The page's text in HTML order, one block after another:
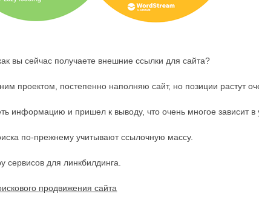
вы сейчас получаете внешние ссылки для сайта?
проектом, постепенно наполняю сайт, но позиции растут
информацию и пришел к выводу, что очень многое зависит в
по-прежнему учитывают ссылочную массу.
сервисов для линкбилдинга.
продвижения сайта